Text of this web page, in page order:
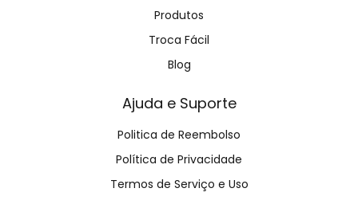
Produtos
Troca Fácil
Blog
Ajuda e Suporte
Politica de Reembolso
Política de Privacidade
Termos de Serviço e Uso